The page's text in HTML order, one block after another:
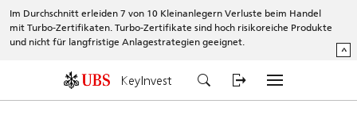
Im Durchschnitt erleiden 7 von 10 Kleinanlegern Verluste beim Handel
mit Turbo-Zertifikaten. Turbo-Zertifikate sind hoch risikoreiche Produkte
und nicht für langfristige Anlagestrategien geeignet.
^
KeyInvest